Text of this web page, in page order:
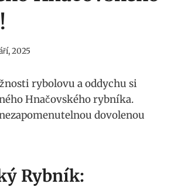
2025
rybolovu a oddychu si
Hnačovského rybníka.
dovolenou
Rybník: